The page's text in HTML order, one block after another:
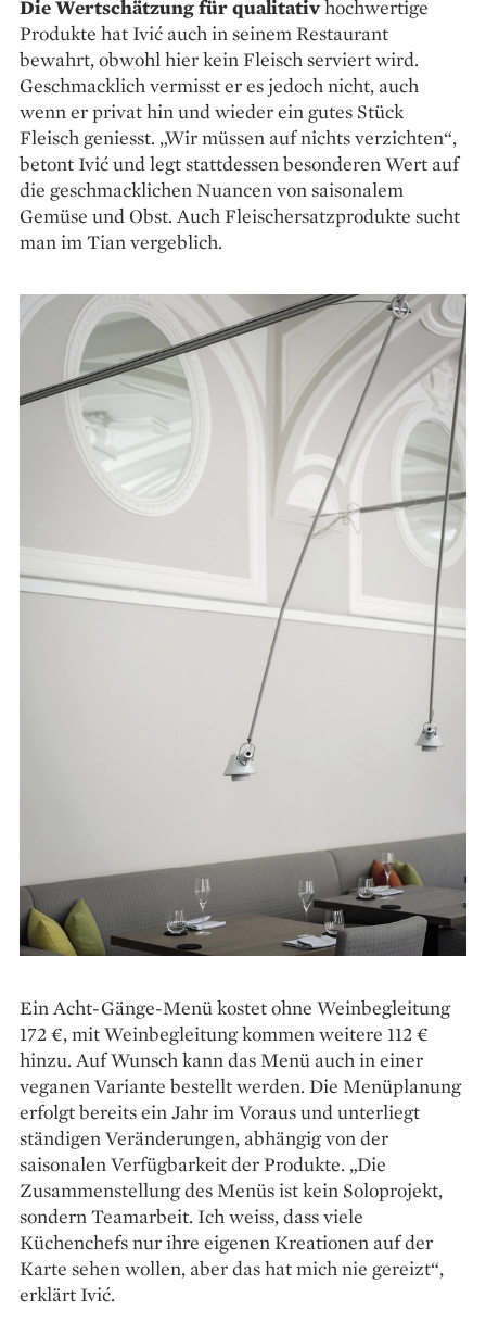
Die Wertschätzung für qualitativ­hochwertige
Produkte hat Ivić auch in seinem Restaurant
bewahrt, obwohl hier kein Fleisch serviert wird.
Geschmacklich vermisst er es jedoch nicht, auch
wenn er privat hin und wieder ein gutes Stück
Fleisch geniesst. „Wir müssen auf nichts verzichten“,
betont Ivić und legt stattdessen besonderen Wert auf
die geschmacklichen Nuancen von ­saisonalem
Gemüse und Obst. Auch Fleisch­ersatzprodukte sucht
man im Tian vergeblich.
Ein Acht-Gänge-Menü kostet ohne Weinbegleitung
172 €, mit Weinbegleitung kommen weitere 112 €
hinzu. Auf Wunsch kann das Menü auch in einer
veganen Variante bestellt werden. Die Menüplanung
erfolgt bereits ein Jahr im ­Voraus und unterliegt
ständigen Veränderungen, abhängig von der
saisonalen Verfügbarkeit der Produkte. „Die
Zusammenstellung des Menüs ist kein Soloprojekt,
sondern Teamarbeit. Ich weiss, dass viele
Küchenchefs nur ihre eigenen Kreationen auf der
Karte sehen wollen, aber das hat mich nie gereizt“,
erklärt Ivić.